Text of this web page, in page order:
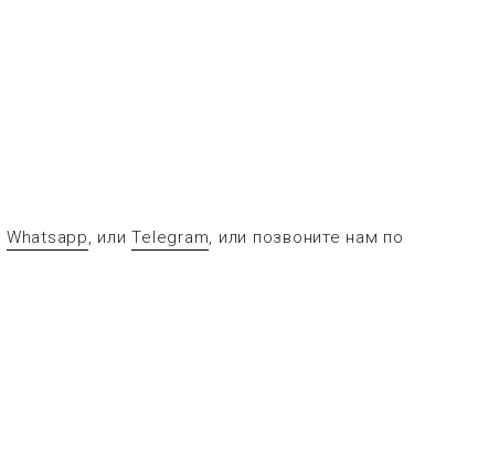
Whatsapp, илиTelegram, или позвоните нам по